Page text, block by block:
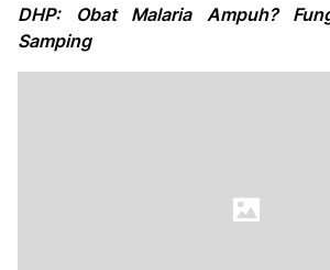
DHP: Obat Malaria Ampuh?
Samping